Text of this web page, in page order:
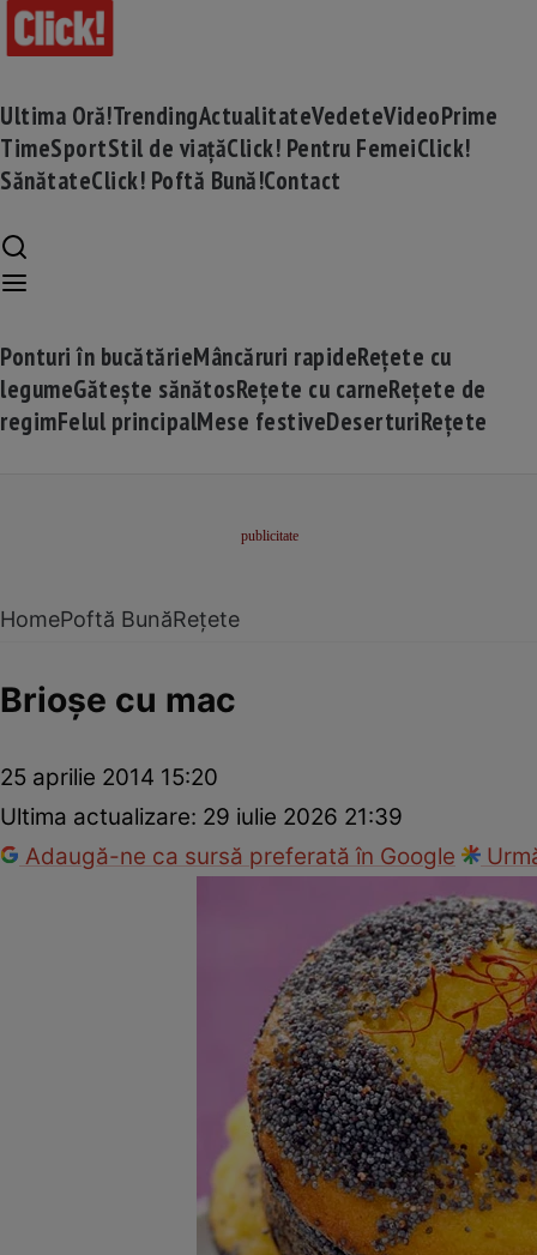
Ultima Oră!TrendingActualitateVedeteVideoPrime
TimeSportStil de viațăClick! Pentru FemeiClick!
SănătateClick! Poftă Bună!Contact
Ponturi în bucătărieMâncăruri rapideRețete cu
legumeGătește sănătosRețete cu carneRețete de
regimFelul principalMese festiveDeserturiRețete
HomePoftă BunăRețete
Brioşe cu mac
25 aprilie 2014 15:20
Ultima actualizare: 29 iulie 2026 21:39
Adaugă-ne ca sursă preferată în Google